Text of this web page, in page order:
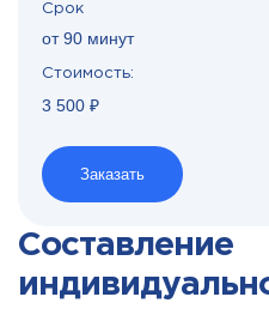
Срок
от 90 минут
Стоимость:
3 500 ₽
Заказать
Составление